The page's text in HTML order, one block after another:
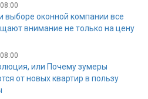
выборе оконной компании все
внимание не только на цену
или Почему зумеры
от новых квартир в пользу